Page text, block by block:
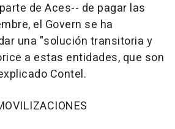
de Aces-- de pagar las
el Govern se ha
una "solución transitoria y
a estas entidades, que son
Contel.